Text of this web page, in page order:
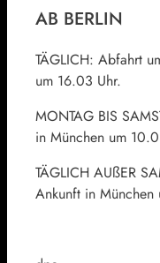
AB BERLIN
TÄGLICH: Abfahrt
um 16.03 Uhr.
MONTAG BIS
in München um
TÄGLICH AUßER
Ankunft in